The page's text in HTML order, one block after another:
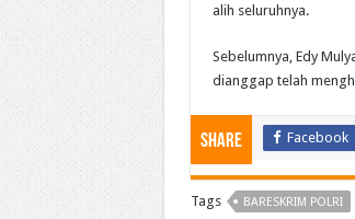
alih seluruhnya.
Sebelumnya, Edy
dianggap telah
Share Facebook
Tags BARESKRIM POLRI